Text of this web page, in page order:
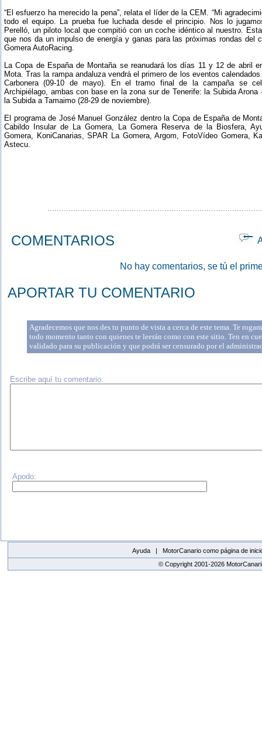
“El esfuerzo ha merecido la pena”, relata el líder de la CEM. “Mi
todo el equipo. La prueba fue luchada desde el principio. Nos lo
Perelló, un piloto local que compitió con un coche idéntico al nuestro.
que nos da un impulso de energía y ganas para las próximas rondas del
Gomera AutoRacing.
La Copa de España de Montaña se reanudará los días 11 y 12 de abril
Mota. Tras la rampa andaluza vendrá el primero de los eventos
Carbonera (09-10 de mayo). En el tramo final de la campaña se
Archipiélago, ambas con base en la zona sur de Tenerife: la Subida
la Subida a Tamaimo (28-29 de noviembre).
El programa de José Manuel González dentro la Copa de España de
Cabildo Insular de La Gomera, La Gomera Reserva de la Biosfera,
Gomera, KoniCanarias, SPAR La Gomera, Argom, FotoVídeo Gomera,
Astecu.
COMENTARIOS
No hay comentarios, se tú el
APORTAR TU COMENTARIO
Agradecemos que nos des tu punto de vista a cerca de este tema. Te
todo momento tanto con quienes te leerán como con este sitio. Ten en
validado para su publicación y que podrá ser censurado por el
Escribe aquí tu comentario:
Apodo:
Ayuda |
MotorCanario como página de
© Copyright 2001-2026